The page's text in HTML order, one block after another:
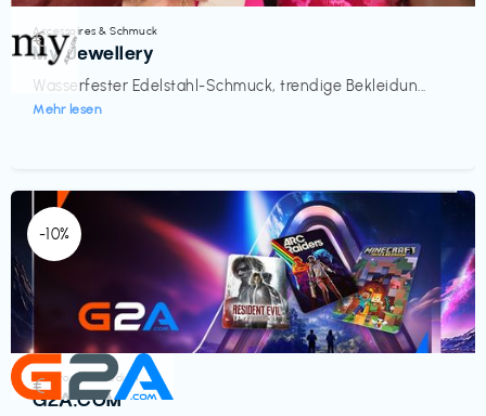
Accessoires & Schmuck
My Jewellery
Wasserfester Edelstahl-Schmuck, trendige Bekleidun...
Mehr lesen
€‎
-10%
Elektronik & Medien
G2A.COM
€‎